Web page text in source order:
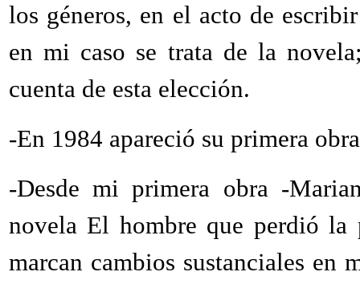
los géneros, en el acto de
en mi caso se trata de la
cuenta de esta elección.
-En 1984 apareció su primera
-Desde mi primera obra -
novela El hombre que perdió la
marcan cambios sustanciales